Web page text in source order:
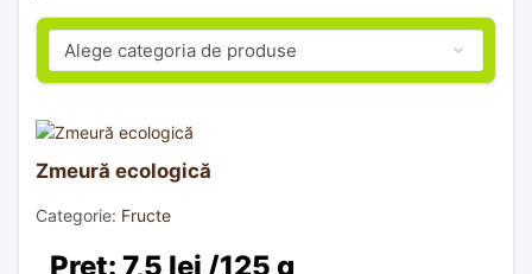
Zmeură ecologică
Categorie: Fructe
Preț: 7,5 lei /125 g